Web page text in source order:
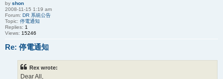
by shon
2008-11-15 1:19 am
Forum: DR 系統公告
Topic: 停電通知
Replies: 1
Views: 15246
Re: 停電通知
Rex wrote:
Dear All,